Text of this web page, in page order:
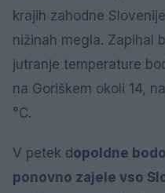
krajih zahodne
nižinah megla. Zapihal
jutranje temperature
na Goriškem okoli 14,
°C.
V petek d opoldne
ponovno zajele vso